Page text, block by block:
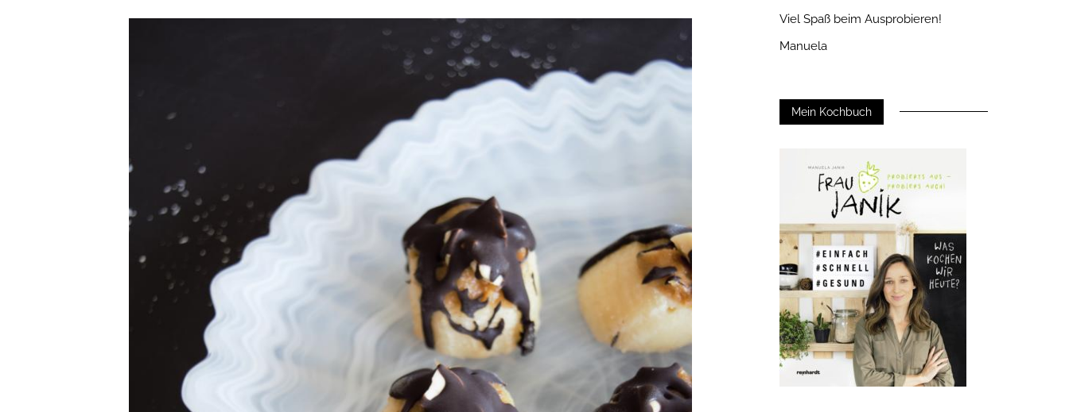
Viel Spaß beim Ausprobieren!
Manuela
Mein Kochbuch